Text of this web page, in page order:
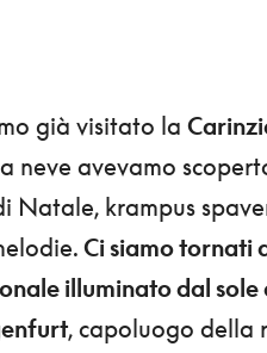
già visitato la
neve avevamo
Natale, krampus
Ci siamo tornati
illuminato dal sole
, capoluogo della